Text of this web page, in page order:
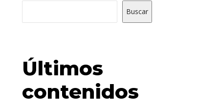
Buscar
Últimos
contenidos